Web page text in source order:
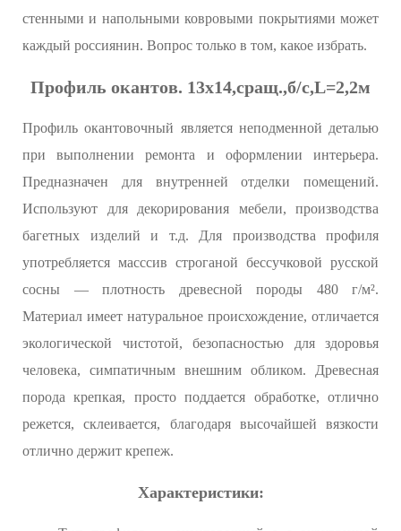
стенными и напольными ковровыми покрытиями может
каждый россиянин. Вопрос только в том, какое избрать.
Профиль окантов. 13х14,сращ.,б/с,L=2,2м
Профиль окантовочный является неподменной деталью
при выполнении ремонта и оформлении интерьера.
Предназначен для внутренней отделки помещений.
Используют для декорирования мебели, производства
багетных изделий и т.д. Для производства профиля
употребляется масссив строганой бессучковой русской
сосны — плотность древесной породы 480 г/м².
Материал имеет натуральное происхождение, отличается
экологической чистотой, безопасностью для здоровья
человека, симпатичным внешним обликом. Древесная
порода крепкая, просто поддается обработке, отлично
режется, склеивается, благодаря высочайшей вязкости
отлично держит крепеж.
Характеристики: